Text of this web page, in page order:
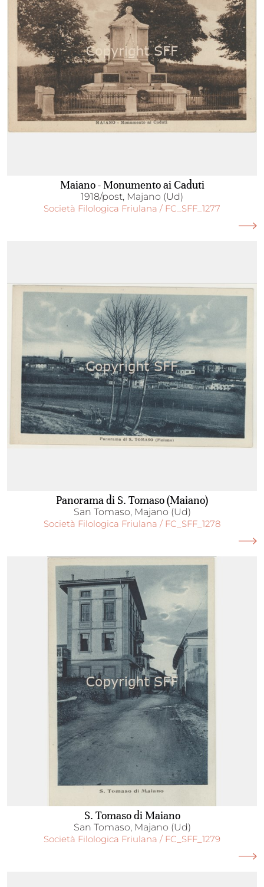
Maiano - Monumento ai Caduti
1918/post, Majano (Ud)
Società Filologica Friulana / FC_SFF_1277
Panorama di S. Tomaso (Maiano)
San Tomaso, Majano (Ud)
Società Filologica Friulana / FC_SFF_1278
S. Tomaso di Maiano
San Tomaso, Majano (Ud)
Società Filologica Friulana / FC_SFF_1279